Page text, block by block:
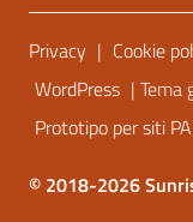
Sezione
Privacy | Cookie
WordPress | Tema
Prototipo per siti
© 2018-2026